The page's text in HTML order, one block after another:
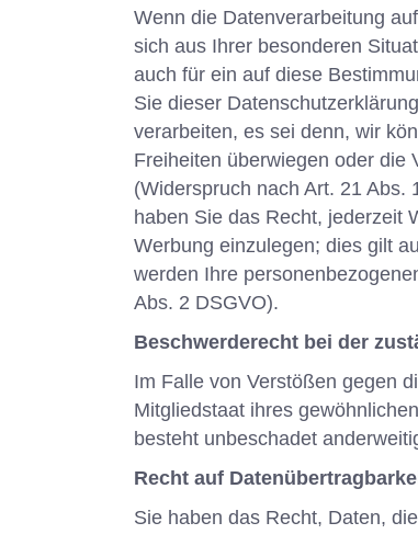
Wenn die Datenverarbeitung
sich aus Ihrer besonderen
auch für ein auf diese
Sie dieser
verarbeiten, es sei denn, wir
Freiheiten überwiegen oder die
(Widerspruch nach Art. 21
haben Sie das Recht, jederzeit
Werbung einzulegen; dies gilt
werden Ihre
Abs. 2 DSGVO).
Beschwerderecht bei der
Im Falle von Verstößen gegen
Mitgliedstaat ihres
besteht unbeschadet
Recht auf
Sie haben das Recht, Daten,